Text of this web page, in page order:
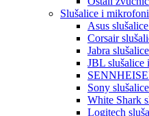
Slušalice i mikrofoni
Asus
Corsair
Jabra
JBL slušalice
Sony
White Shark
Logitech